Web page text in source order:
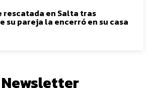
rescatada en Salta tras
su pareja la encerró en su casa
Newsletter